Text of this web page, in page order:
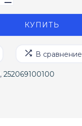
КУПИТЬ
В сравнение
, 252069100100